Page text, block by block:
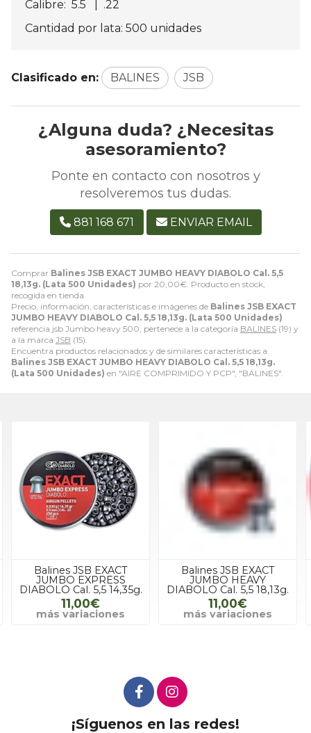
Comprar Balines JSB EXACT JUMBO HEAVY DIABOLO Cal. 5,5
18,13g. (Lata 500 Unidades) por 20,00€ . Producto en stock,
recogida en tienda.
Precio, información, características e imágenes de Balines JSB EXACT
JUMBO HEAVY DIABOLO Cal. 5,5 18,13g. (Lata 500 Unidades)
referencia jsb Jumbo heavy 500, pertenece a la categoría BALINES (19) y
a la marca JSB (15).
Encuentra productos relacionados y de similares características a
Balines JSB EXACT JUMBO HEAVY DIABOLO Cal. 5,5 18,13g.
(Lata 500 Unidades) en "AIRE COMPRIMIDO Y PCP", "BALINES".
Calibre: 5.5 | .22
Cantidad por lata: 500 unidades
Clasificado en: BALINES JSB
¿Alguna duda? ¿Necesitas
asesoramiento?
Ponte en contacto con nosotros y
resolveremos tus dudas.
881 168 671 ENVIAR EMAIL
Balines JSB EXACT
JUMBO EXPRESS
DIABOLO Cal. 5,5 14,35g.
11,00€
más variaciones
Balines JSB EXACT
JUMBO HEAVY
DIABOLO Cal. 5,5 18,13g.
11,00€
más variaciones
¡Síguenos en las redes!